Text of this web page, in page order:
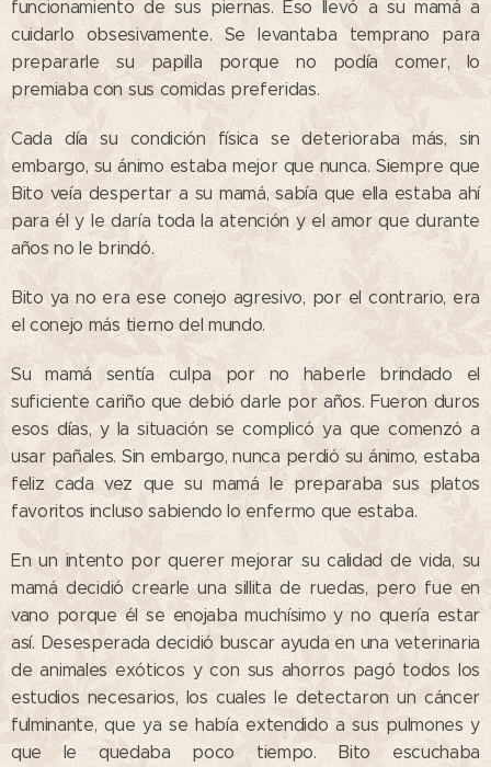
funcionamiento de sus piernas. Eso llevó a su mamá a
cuidarlo obsesivamente. Se levantaba temprano para
prepararle su papilla porque no podía comer, lo
premiaba con sus comidas preferidas.
Cada día su condición física se deterioraba más, sin
embargo, su ánimo estaba mejor que nunca. Siempre que
Bito veía despertar a su mamá, sabía que ella estaba ahí
para él y le daría toda la atención y el amor que durante
años no le brindó.
Bito ya no era ese conejo agresivo, por el contrario, era
el conejo más tierno del mundo.
Su mamá sentía culpa por no haberle brindado el
suficiente cariño que debió darle por años. Fueron duros
esos días, y la situación se complicó ya que comenzó a
usar pañales. Sin embargo, nunca perdió su ánimo, estaba
feliz cada vez que su mamá le preparaba sus platos
favoritos incluso sabiendo lo enfermo que estaba.
En un intento por querer mejorar su calidad de vida, su
mamá decidió crearle una sillita de ruedas, pero fue en
vano porque él se enojaba muchísimo y no quería estar
así. Desesperada decidió buscar ayuda en una veterinaria
de animales exóticos y con sus ahorros pagó todos los
estudios necesarios, los cuales le detectaron un cáncer
fulminante, que ya se había extendido a sus pulmones y
que le quedaba poco tiempo. Bito escuchaba